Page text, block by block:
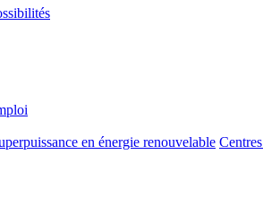
en énergie renouvelable